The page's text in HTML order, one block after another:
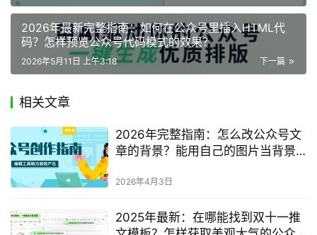
2026年最新完整指南：如何在公众号里插入HTML代
码？怎样预览公众号代码模式的效果？
下一篇
2026年5月11日 上午3:18
相关文章
2026年完整指南：怎么改公众号文
章的背景？能用自己的图片当背景
2026年4月3日
2025年最新：在哪能找到双十一推